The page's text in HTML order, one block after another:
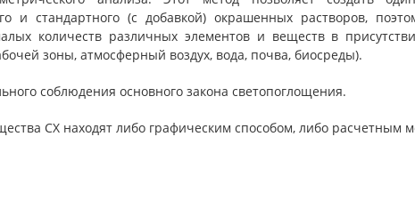
и стандартного (с добавкой) окрашенных растворов,
количеств различных элементов и веществ в
зоны, атмосферный воздух, вода, почва, биосреды).
соблюдения основного закона светопоглощения.
СХ находят либо графическим способом, либо расчетным